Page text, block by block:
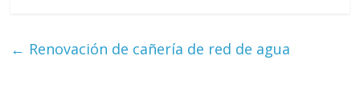
← Renovación de cañería de red de agua